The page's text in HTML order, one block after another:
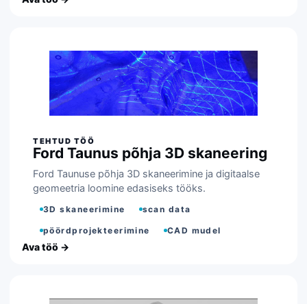
Ford Taunus põhja 3D skaneering
Ford Taunuse põhja 3D skaneerimine ja digitaalse
geomeetria loomine edasiseks tööks.
3D skaneerimine scan data
pöördprojekteerimine CAD mudel